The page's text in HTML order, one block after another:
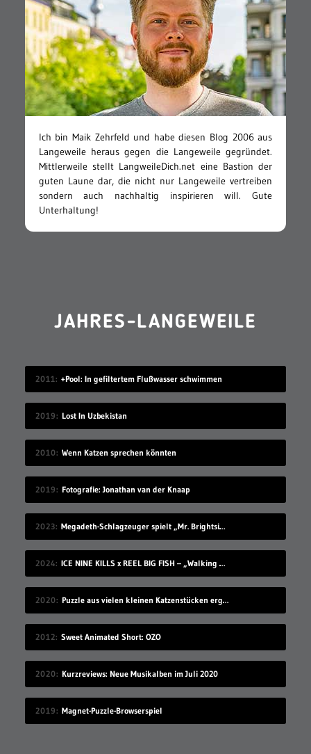
Ich bin Maik Zehrfeld und habe diesen Blog 2006 aus
Langeweile heraus gegen die Langeweile gegründet.
Mittlerweile stellt LangweileDich.net eine Bastion der
guten Laune dar, die nicht nur Langeweile vertreiben
sondern auch nachhaltig inspirieren will. Gute
Unterhaltung!
JAHRES-LANGEWEILE
2011 +Pool: In gefiltertem Flußwasser schwimmen
2019 Lost In Uzbekistan
2010 Wenn Katzen sprechen könnten
2019 Fotografie: Jonathan van der Knaap
2023 Megadeth-Schlagzeuger spielt „Mr. Brightside“, ohne es zu kennen
2024 ICE NINE KILLS x REEL BIG FISH – „Walking On Sunshine“ (Musikvideo)
2020 Puzzle aus vielen kleinen Katzenstücken ergibt eine große Katze
2012 Sweet Animated Short: OZO
2020 Kurzreviews: Neue Musikalben im Juli 2020
2019 Magnet-Puzzle-Browserspiel